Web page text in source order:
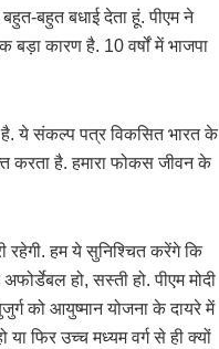
बहुत बधाई देता हूं. पीएम ने
कारण है. 10 वर्षों में भाजपा
है. ये संकल्प पत्र विकसित भारत के
करता है. हमारा फोकस जीवन के
रहेगी. हम ये सुनिश्चित करेंगे कि
हो, सस्ती हो. पीएम मोदी
को आयुष्मान योजना के दायरे में
या फिर उच्च मध्यम वर्ग से ही क्यों